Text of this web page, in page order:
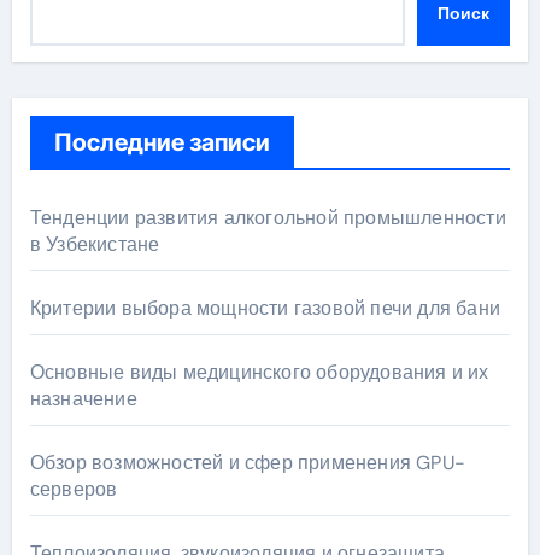
Поиск
Последние записи
Тенденции развития алкогольной промышленности
в Узбекистане
Критерии выбора мощности газовой печи для бани
Основные виды медицинского оборудования и их
назначение
Обзор возможностей и сфер применения GPU-
серверов